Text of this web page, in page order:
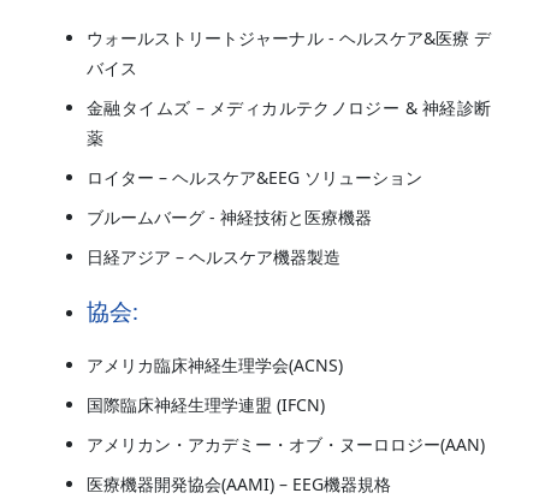
ウォールストリートジャーナル - ヘルスケア&医療 デ
バイス
金融タイムズ – メディカルテクノロジー & 神経診断
薬
ロイター – ヘルスケア&EEG ソリューション
ブルームバーグ - 神経技術と医療機器
日経アジア – ヘルスケア機器製造
協会:
アメリカ臨床神経生理学会(ACNS)
国際臨床神経生理学連盟 (IFCN)
アメリカン・アカデミー・オブ・ヌーロロジー(AAN)
医療機器開発協会(AAMI) – EEG機器規格